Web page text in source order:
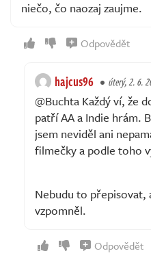
niečo, čo naozaj zaujme.
Odpovědět
hajcus96 úterý, 2. 6.
@Buchta Každý ví, že
patří AA a Indie hrám.
jsem neviděl ani
filmečky a podle toho
Nebudu to přepisovat,
vzpomněl.
Odpovědět